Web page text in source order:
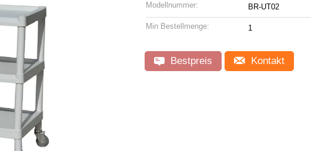
Modellnummer: BR-UT02
Min Bestellmenge: 1
Bestpreis Kontakt